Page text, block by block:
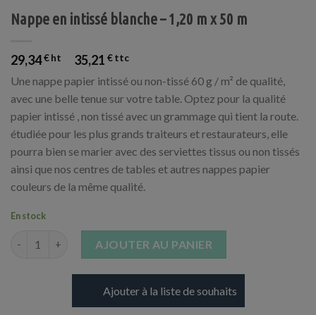
Nappe en intissé blanche – 1,20 m x 50 m
29,34€ 35,21 €
Une nappe papier intissé ou non-tissé 60 g / m² de qualité,
avec une belle tenue sur votre table. Optez pour la qualité
papier intissé , non tissé avec un grammage qui tient la route.
étudiée pour les plus grands traiteurs et restaurateurs, elle
pourra bien se marier avec des serviettes tissus ou non tissés
ainsi que nos centres de tables et autres nappes papier
couleurs de la même qualité.
En stock
AJOUTER AU PANIER
Ajouter à la liste de souhaits